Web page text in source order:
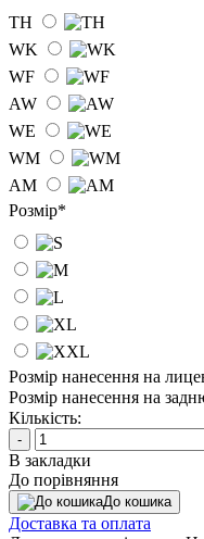
TH
WK
WF
AW
WE
WM
AM
Розмір*
Розмір нанесення на
Розмір нанесення на
Кількість:
-
В закладки
До порівняння
До кошика
Доставка та оплата